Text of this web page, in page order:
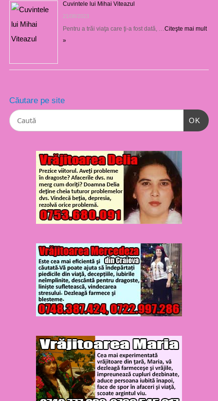
Cuvintele lui Mihai Viteazul
21/08/2023
Pentru a trăi viaţa care ţi-a fost dată, …Citeşte mai mult
»
Căutare pe site
OK